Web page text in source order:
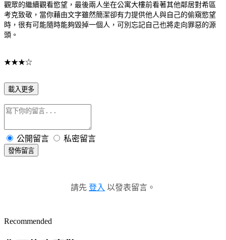
觀眾的繼續觀看慾望，最後兩人坐在公寓大樓前看著其他鄰居對希區
考克致敬，當你藉由文字雖然簡潔卻有力提供他人與自己的偷窺慾望
時，很有可能隨時能夠毀掉一個人，可別忘記自己也將走向罪惡的源
頭。
★★★☆
載入更多
公開留言 私密留言
發佈留言
請先 登入 以發表留言。
Recommended